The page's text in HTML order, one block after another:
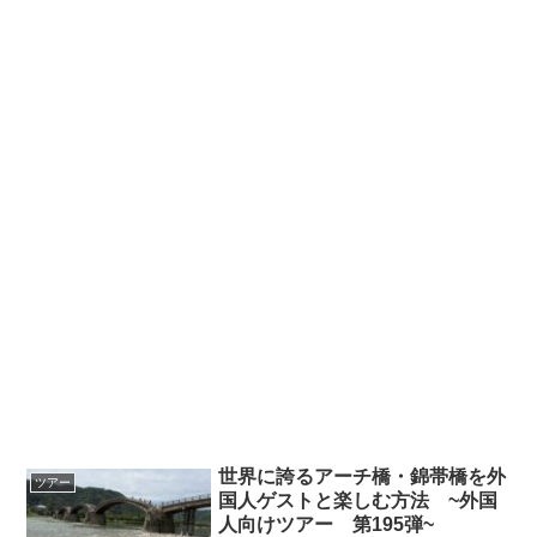
ツアー
世界に誇るアーチ橋・錦帯橋を外
国人ゲストと楽しむ方法 ~外国
人向けツアー 第195弾~